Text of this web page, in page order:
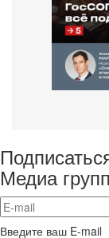
Медиа
Введите ваш E-mail